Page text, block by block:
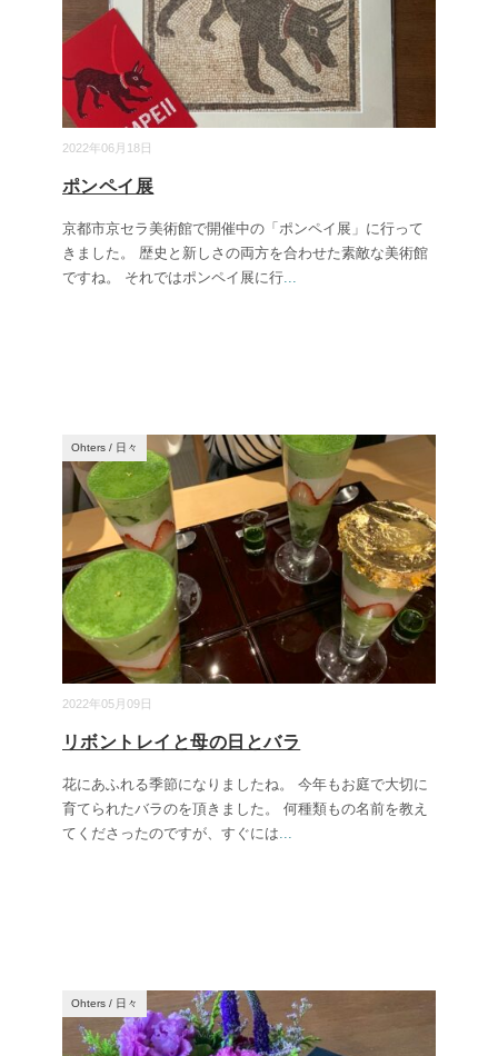
2022年06月18日
ポンペイ展
京都市京セラ美術館で開催中の「ポンペイ展」に行って
きました。 歴史と新しさの両方を合わせた素敵な美術館
ですね。 それではポンペイ展に行...
2022年05月09日
Ohters / 日々
リボントレイと母の日とバラ
花にあふれる季節になりましたね。 今年もお庭で大切に
育てられたバラのを頂きました。 何種類もの名前を教え
てくださったのですが、すぐには...
Ohters / 日々